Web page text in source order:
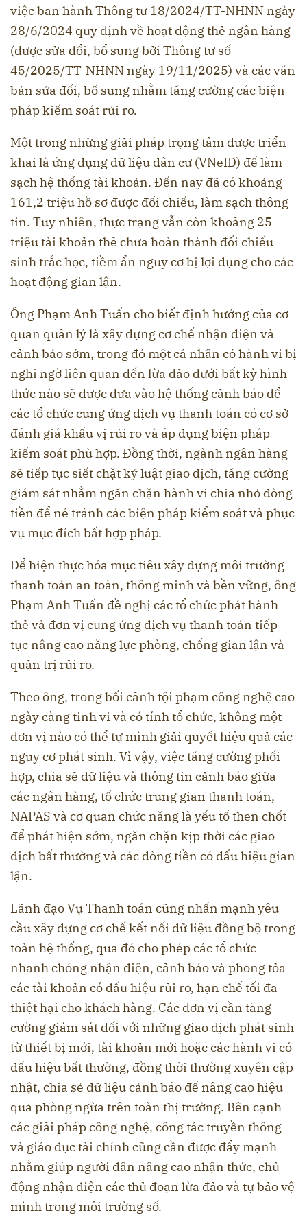
việc ban hành Thông tư 18/2024/TT-NHNN ngày
28/6/2024 quy định về hoạt động thẻ ngân hàng
(được sửa đổi, bổ sung bởi Thông tư số
45/2025/TT-NHNN ngày 19/11/2025) và các văn
bản sửa đổi, bổ sung nhằm tăng cường các biện
pháp kiểm soát rủi ro.
Một trong những giải pháp trọng tâm được triển
khai là ứng dụng dữ liệu dân cư (VNeID) để làm
sạch hệ thống tài khoản. Đến nay đã có khoảng
161,2 triệu hồ sơ được đối chiếu, làm sạch thông
tin. Tuy nhiên, thực trạng vẫn còn khoảng 25
triệu tài khoản thẻ chưa hoàn thành đối chiếu
sinh trắc học, tiềm ẩn nguy cơ bị lợi dụng cho các
hoạt động gian lận.
Ông Phạm Anh Tuấn cho biết định hướng của cơ
quan quản lý là xây dựng cơ chế nhận diện và
cảnh báo sớm, trong đó một cá nhân có hành vi bị
nghi ngờ liên quan đến lừa đảo dưới bất kỳ hình
thức nào sẽ được đưa vào hệ thống cảnh báo để
các tổ chức cung ứng dịch vụ thanh toán có cơ sở
đánh giá khẩu vị rủi ro và áp dụng biện pháp
kiểm soát phù hợp. Đồng thời, ngành ngân hàng
sẽ tiếp tục siết chặt kỷ luật giao dịch, tăng cường
giám sát nhằm ngăn chặn hành vi chia nhỏ dòng
tiền để né tránh các biện pháp kiểm soát và phục
vụ mục đích bất hợp pháp.
Để hiện thực hóa mục tiêu xây dựng môi trường
thanh toán an toàn, thông minh và bền vững, ông
Phạm Anh Tuấn đề nghị các tổ chức phát hành
thẻ và đơn vị cung ứng dịch vụ thanh toán tiếp
tục nâng cao năng lực phòng, chống gian lận và
quản trị rủi ro.
Theo ông, trong bối cảnh tội phạm công nghệ cao
ngày càng tinh vi và có tính tổ chức, không một
đơn vị nào có thể tự mình giải quyết hiệu quả các
nguy cơ phát sinh. Vì vậy, việc tăng cường phối
hợp, chia sẻ dữ liệu và thông tin cảnh báo giữa
các ngân hàng, tổ chức trung gian thanh toán,
NAPAS và cơ quan chức năng là yếu tố then chốt
để phát hiện sớm, ngăn chặn kịp thời các giao
dịch bất thường và các dòng tiền có dấu hiệu gian
lận.
Lãnh đạo Vụ Thanh toán cũng nhấn mạnh yêu
cầu xây dựng cơ chế kết nối dữ liệu đồng bộ trong
toàn hệ thống, qua đó cho phép các tổ chức
nhanh chóng nhận diện, cảnh báo và phong tỏa
các tài khoản có dấu hiệu rủi ro, hạn chế tối đa
thiệt hại cho khách hàng. Các đơn vị cần tăng
cường giám sát đối với những giao dịch phát sinh
từ thiết bị mới, tài khoản mới hoặc các hành vi có
dấu hiệu bất thường, đồng thời thường xuyên cập
nhật, chia sẻ dữ liệu cảnh báo để nâng cao hiệu
quả phòng ngừa trên toàn thị trường. Bên cạnh
các giải pháp công nghệ, công tác truyền thông
và giáo dục tài chính cũng cần được đẩy mạnh
nhằm giúp người dân nâng cao nhận thức, chủ
động nhận diện các thủ đoạn lừa đảo và tự bảo vệ
mình trong môi trường số.